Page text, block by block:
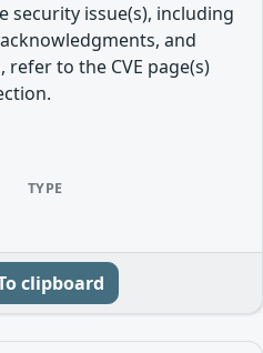
security issue(s), including
and
to the CVE page(s)
TYPE
clipboard